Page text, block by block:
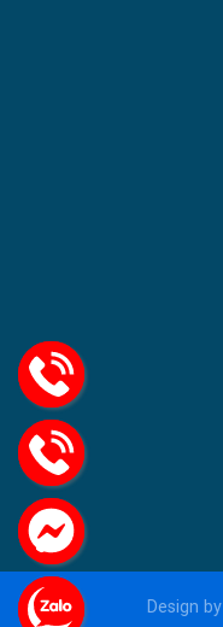
Design by